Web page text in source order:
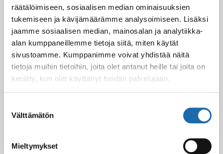
räätälöimiseen, sosiaalisen median ominaisuuksien
tukemiseen ja kävijämäärämme analysoimiseen. Lisäksi
jaamme sosiaalisen median, mainosalan ja analytiikka-
alan kumppaneillemme tietoja siitä, miten käytät
sivustoamme. Kumppanimme voivat yhdistää näitä
tietoja muihin tietoihin, joita olet antanut heille tai joita on
kerätty, kun olet käyttänyt heidän palvelujaan.
valinta
Välttämätön
Mieltymykset
Nahkakalusteiden hoito Softcare aineilla
30.10.2024